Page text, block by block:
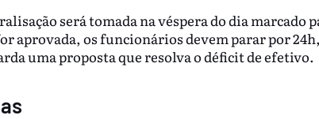
será tomada na véspera do dia marcado
aprovada, os funcionários devem parar por
uma proposta que resolva o déficit de efetivo.